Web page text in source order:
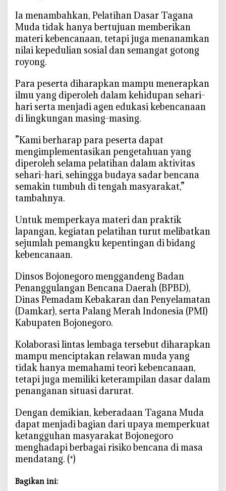
n
D
a
s
‎Ia menambahkan, Pelatihan Dasar Tagana
Muda tidak hanya bertujuan memberikan
materi kebencanaan, tetapi juga menanamkan
nilai kepedulian sosial dan semangat gotong
royong.
‎Para peserta diharapkan mampu menerapkan
ilmu yang diperoleh dalam kehidupan sehari-
hari serta menjadi agen edukasi kebencanaan
di lingkungan masing-masing.
‎”Kami berharap para peserta dapat
mengimplementasikan pengetahuan yang
diperoleh selama pelatihan dalam aktivitas
sehari-hari, sehingga budaya sadar bencana
semakin tumbuh di tengah masyarakat,”
tambahnya.
‎Untuk memperkaya materi dan praktik
lapangan, kegiatan pelatihan turut melibatkan
sejumlah pemangku kepentingan di bidang
kebencanaan.
‎Dinsos Bojonegoro menggandeng Badan
Penanggulangan Bencana Daerah (BPBD),
Dinas Pemadam Kebakaran dan Penyelamatan
(Damkar), serta Palang Merah Indonesia (PMI)
Kabupaten Bojonegoro.
‎Kolaborasi lintas lembaga tersebut diharapkan
mampu menciptakan relawan muda yang
tidak hanya memahami teori kebencanaan,
tetapi juga memiliki keterampilan dasar dalam
penanganan situasi darurat.
‎Dengan demikian, keberadaan Tagana Muda
dapat menjadi bagian dari upaya memperkuat
ketangguhan masyarakat Bojonegoro
menghadapi berbagai risiko bencana di masa
mendatang. (*)
Bagikan ini: